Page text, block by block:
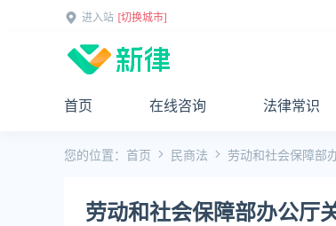
进入站 [切换城市]
首页 在线咨询 法律常识
您的位置： 首页 民商法 劳动和社会保障部
劳动和社会保障部办公厅